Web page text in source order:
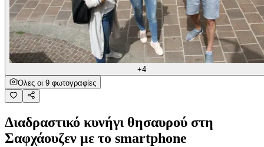
+4
Όλες οι 9 φωτογραφίες
Διαδραστικό κυνήγι θησαυρού στη
Σαφχάουζεν με το smartphone